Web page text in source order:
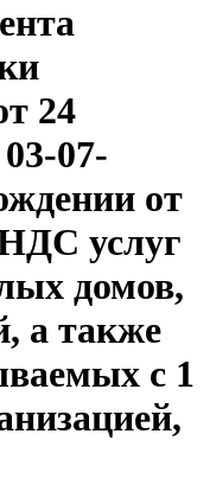
24
07-
от
услуг
домов,
а также
с 1